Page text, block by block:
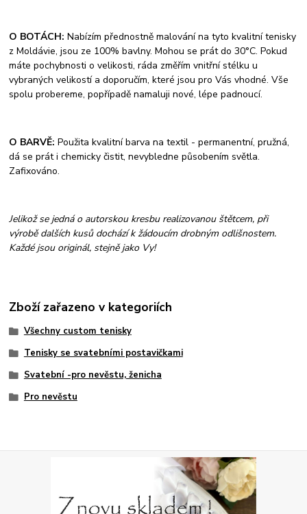
O BOTÁCH:Nabízím přednostně malování na tyto kvalitní tenisky
z Moldávie, jsou ze 100% bavlny. Mohou se prát do 30°C. Pokud
máte pochybnosti o velikosti, ráda změřím vnitřní stélku u
vybraných velikostí a doporučím, které jsou pro Vás vhodné. Vše
spolu probereme, popřípadě namaluji nové, lépe padnoucí.
O BARVĚ: Použita kvalitní barva na textil - permanentní, pružná,
dá se prát i chemicky čistit, nevybledne působením světla.
Zafixováno.
Jelikož se jedná o autorskou kresbu realizovanou štětcem, při
výrobě dalších kusů dochází k žádoucím drobným odlišnostem.
Každé jsou originál, stejně jako Vy!
Zboží zařazeno v kategoriích
Všechny custom tenisky
Tenisky se svatebními postavičkami
Svatební -pro nevěstu, ženicha
Pro nevěstu